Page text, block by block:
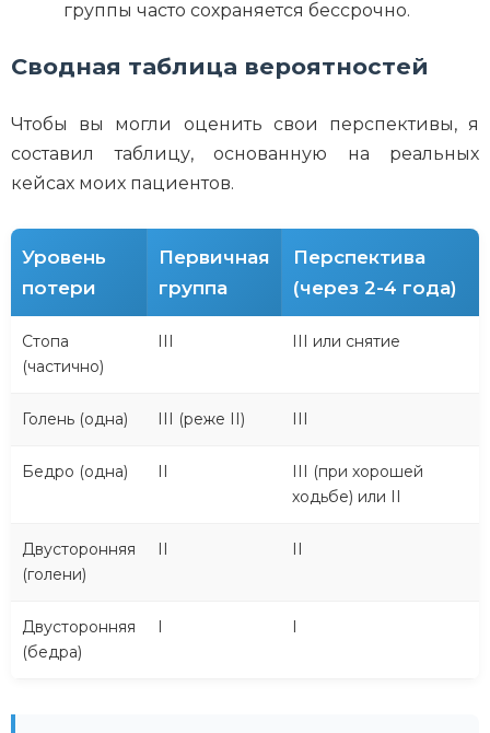
группы часто сохраняется бессрочно.
Сводная таблица вероятностей
Чтобы вы могли оценить свои перспективы, я
составил таблицу, основанную на реальных
кейсах моих пациентов.
Уровень
потери
Первичная
группа
Перспектива
(через 2-4 года)
Стопа
(частично)
III III или снятие
Голень (одна) III (реже II) III
Бедро (одна) II
III (при хорошей
ходьбе) или II
Двусторонняя
(голени)
II II
Двусторонняя
(бедра)
I I